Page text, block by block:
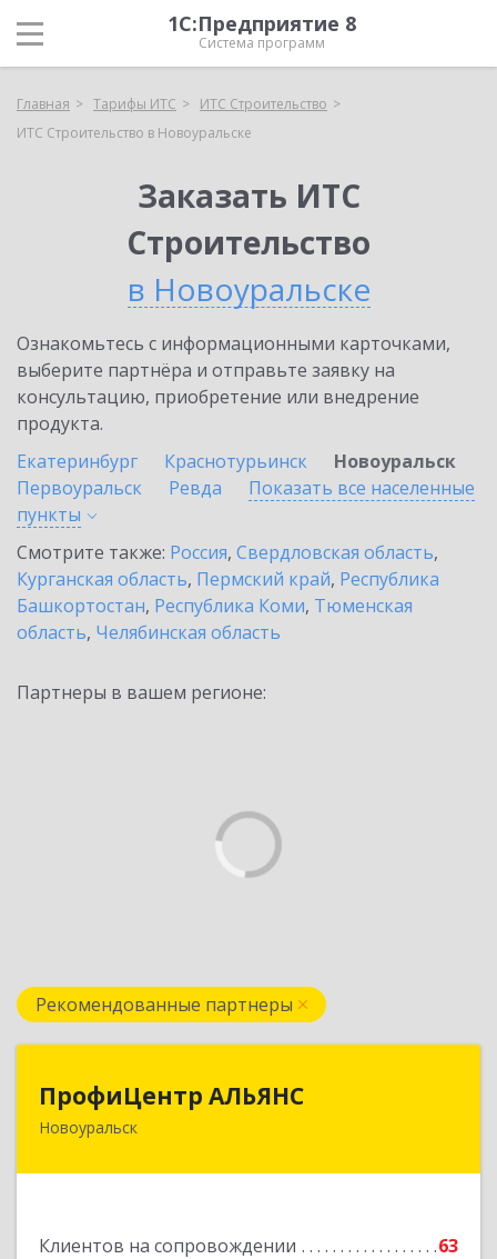
1С:Предприятие 8
Система программ
Главная Тарифы ИТС
ИТС Строительство
ИТС Строительство в Новоуральске
Заказать ИТС
Строительство
в Новоуральске
Ознакомьтесь с информационными карточками,
выберите партнёра и отправьте заявку на
консультацию, приобретение или внедрение
продукта.
Екатеринбург
Краснотурьинск
Новоуральск
Первоуральск
Ревда
Показать все населенные
пункты
Смотрите также: Россия, Свердловская область,
Курганская область, Пермский край, Республика
Башкортостан, Республика Коми, Тюменская
область, Челябинская область
Партнеры в вашем регионе:
Рекомендованные партнеры
ПрофиЦентр АЛЬЯНС
Новоуральск
Клиентов на сопровождении
63
624133, Свердловская обл, Новоуральск г, Льва